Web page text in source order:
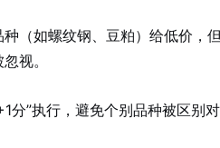
（如螺纹钢、豆粕）给低价，
视。
”执行，避免个别品种被区别对